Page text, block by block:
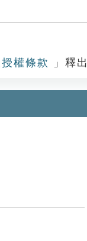
權條款 」釋出